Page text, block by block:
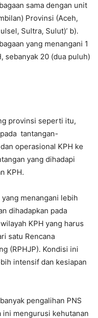
sama dengan unit
Provinsi (Aceh,
Sultra, Sulut)’ b).
yang menangani 1
sebanyak 20 (dua puluh)
provinsi seperti itu,
tantangan-
operasional KPH ke
yang dihadapi
KPH.
yang menangani lebih
dihadapkan pada
KPH yang harus
satu Rencana
(RPHJP). Kondisi ini
intensif dan kesiapan
pengalihan PNS
ini mengurusi kehutanan